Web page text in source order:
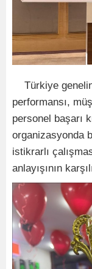
Türkiye
performansı,
personel başarı
organizasyonda
istikrarlı
anlayışının